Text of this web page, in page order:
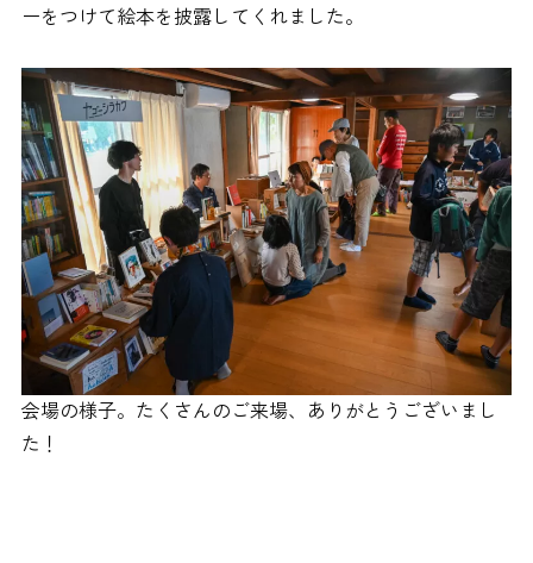
ーをつけて絵本を披露してくれました。
会場の様子。たくさんのご来場、ありがとうございまし
た！